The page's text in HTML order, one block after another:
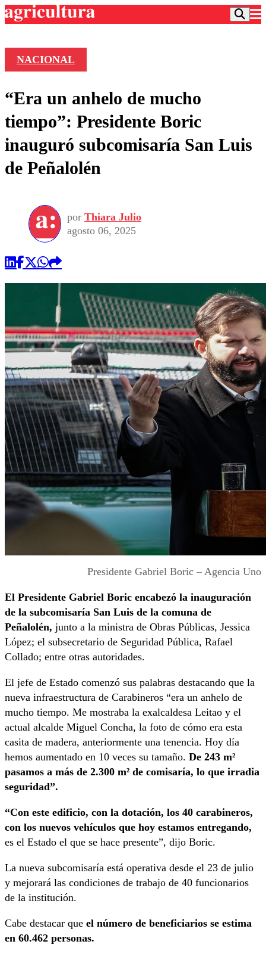
Frecuencias
Agricultura TV
Deportes
Colo Colo
Motor
Torneo Internacional
Torneo Nacional
Entretención
Noticias
Internacional
Nacional
Vida Social
Programas
Comercial
NACIONAL
“Era un anhelo de mucho
tiempo”: Presidente Boric
inauguró subcomisaría San Luis
de Peñalolén
por Thiara Julio
agosto 06, 2025
Presidente Gabriel Boric – Agencia Uno
El Presidente Gabriel Boric encabezó la inauguración
de la subcomisaría San Luis de la comuna de
Peñalolén, junto a la ministra de Obras Públicas, Jessica
López; el subsecretario de Seguridad Pública, Rafael
Collado; entre otras autoridades.
El jefe de Estado comenzó sus palabras destacando que la
nueva infraestructura de Carabineros “era un anhelo de
mucho tiempo. Me mostraba la exalcaldesa Leitao y el
actual alcalde Miguel Concha, la foto de cómo era esta
casita de madera, anteriormente una tenencia. Hoy día
hemos aumentado en 10 veces su tamaño. De 243 m²
pasamos a más de 2.300 m² de comisaría, lo que irradia
seguridad”.
“Con este edificio, con la dotación, los 40 carabineros,
con los nuevos vehículos que hoy estamos entregando,
es el Estado el que se hace presente”, dijo Boric.
La nueva subcomisaría está operativa desde el 23 de julio
y mejorará las condiciones de trabajo de 40 funcionarios
de la institución.
Cabe destacar que el número de beneficiarios se estima
en 60.462 personas.